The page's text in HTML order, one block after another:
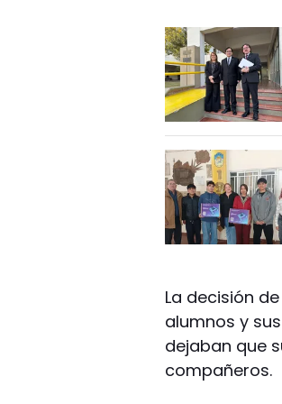
La decisión
alumnos y
dejaban que
compañeros.